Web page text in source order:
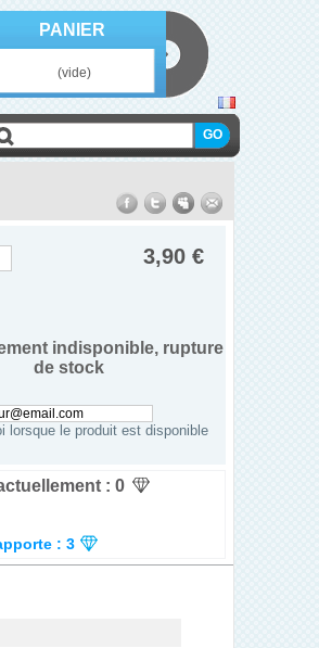
PANIER
(vide)
3,90 €
indisponible, rupture
de stock
lorsque le produit est disponible
: 0
: 3